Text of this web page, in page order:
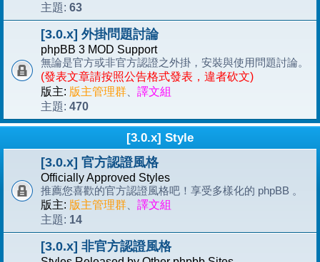
主題: 63
[3.0.x] 外掛問題討論
phpBB 3 MOD Support
無論是官方或非官方認證之外掛，安裝與使用問題討論。
(發表文章請按照公告格式發表，違者砍文)
版主: 版主管理群
譯文組
主題: 470
[3.0.x] Style
[3.0.x] 官方認證風格
Officially Approved Styles
推薦您喜歡的官方認證風格吧！享受多樣化的 phpBB 。
版主: 版主管理群
譯文組
主題: 14
[3.0.x] 非官方認證風格